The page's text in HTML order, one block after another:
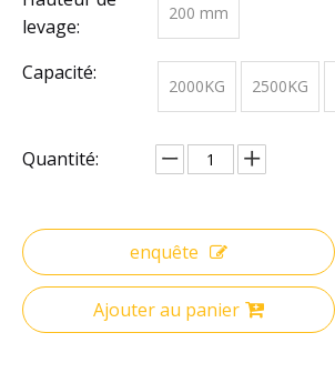
levage:
200 mm
Capacité:
2000KG 2500KG
Quantité:
enquête
Ajouter au panier